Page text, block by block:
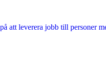
att leverera jobb till personer